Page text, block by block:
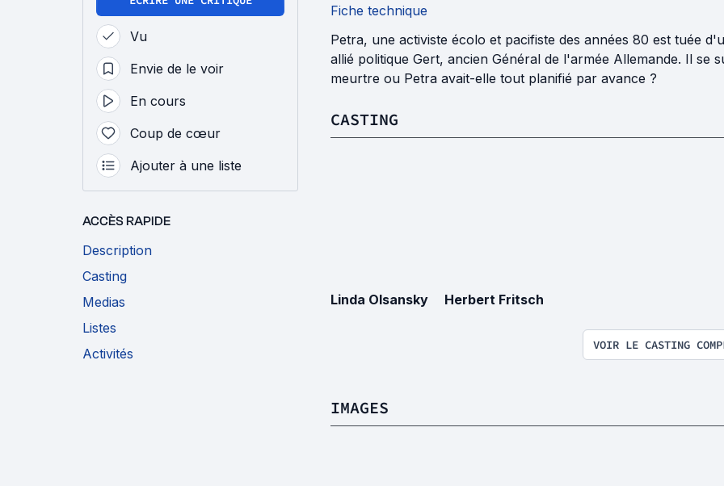
Vu
Envie de le voir
En cours
Coup de cœur
Ajouter à une liste
ACCÈS RAPIDE
Description
Casting
Medias
Listes
Activités
Fiche technique
Petra, une activiste écolo et pacifiste des années 80 est tuée
allié politique Gert, ancien Général de l'armée Allemande. Il se
meurtre ou Petra avait-elle tout planifié par avance ?
CASTING
Linda Olsansky Herbert Fritsch
VOIR LE CASTING
IMAGES